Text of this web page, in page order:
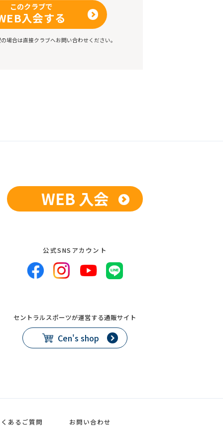
このクラブで
入会する
場合は直接クラブへお問い合わせください。
WEB 入会
公式SNSアカウント
セントラルスポーツが運営する通販サイト
Cen's shop
あるご質問 お問い合わせ